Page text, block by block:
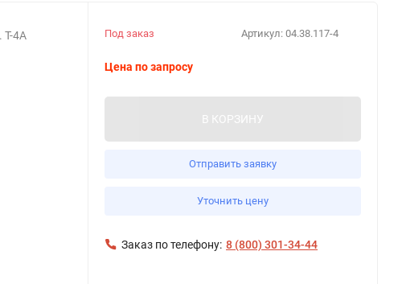
Т-4А Артикул: 04.38.117-4
Под заказ
Цена по запросу
В КОРЗИНУ
Отправить заявку
Уточнить цену
Заказ по телефону: 8 (800) 301-34-44